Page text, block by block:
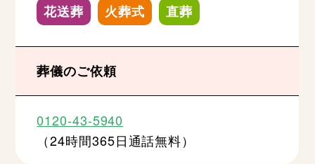
花送葬
火葬式 直葬
葬儀のご依頼
0120-43-5940
（24時間365日通話無料）